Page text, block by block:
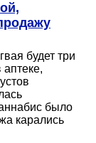
будет три
было
карались